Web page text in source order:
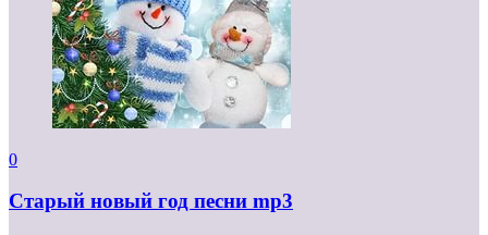
0
Старый новый год песни mp3